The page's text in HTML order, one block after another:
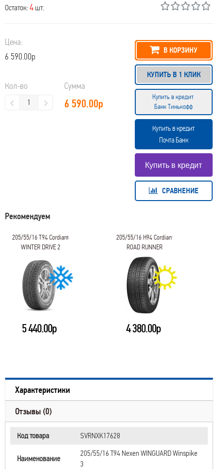
Остаток: 4шт.
Цена:
6 590.00р
Кол-во Сумма
6 590.00р
В КОРЗИНУ
КУПИТЬ В 1 КЛИК
Купить в кредит
Банк Тинькофф
Купить в кредит
Почта Банк
СРАВНЕНИЕ
Рекомендуем
205/55/16 T94 Cordiant
WINTER DRIVE 2
5 440.00р
205/55/16 H94 Cordiant
ROAD RUNNER
4 380.00р
Характеристики
Отзывы (0)
Код товара SVRNXK17628
Наименование
205/55/16 T94 Nexen WINGUARD Winspike
3